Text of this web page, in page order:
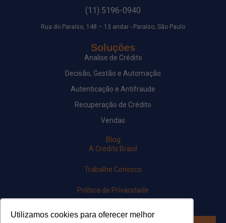
Utilizamos cookies para oferecer melhor
(11) 5196-0940
Rua do Paraíso, 148 – 13 andar - Paraíso, São Paulo
Soluções
Analise de Crédito
Decisão, Gestão e Automação
Autenticação e Antifraude
Recuperação de Crédito
Vendas
Blog
A Credits Brasil
Trabalhe Conosco
Política de Privacidade
Newsletter